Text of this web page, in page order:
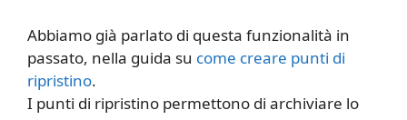
Abbiamo già parlato di questa funzionalità in
passato, nella guida su come creare punti di
ripristino.
I punti di ripristino permettono di archiviare lo